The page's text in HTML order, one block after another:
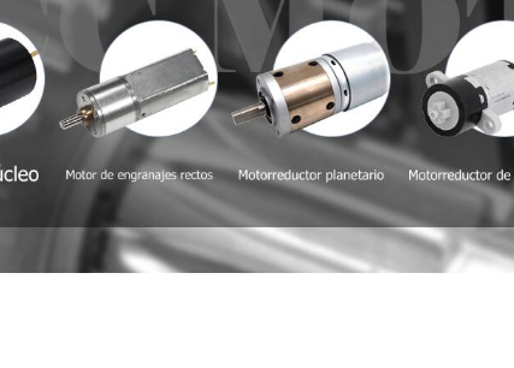
motor dc cepillado
motor sin escobillas sin núcleo
motorreductor planetario
motorreductor de plastico
motorreductor de gusano